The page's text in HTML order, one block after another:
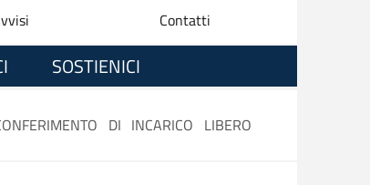
Contatti
SOSTIENICI
DI INCARICO LIBERO